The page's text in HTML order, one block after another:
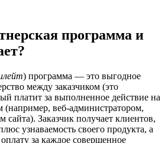
программа и
) программа — это выгодное
между заказчиком (это
платит за выполненное действие на
(например, веб-администратором,
сайта). Заказчик получает клиентов,
узнаваемость своего продукта, а
за каждое совершенное